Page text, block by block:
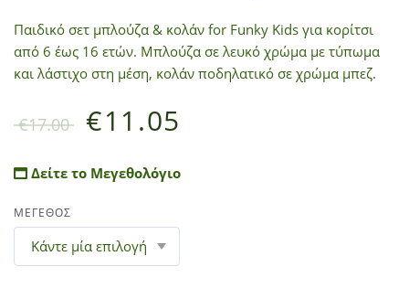
Παιδικό σετ μπλούζα & κολάν for Funky Kids για κορίτσι
από 6 έως 16 ετών. Μπλούζα σε λευκό χρώμα με τύπωμα
και λάστιχο στη μέση, κολάν ποδηλατικό σε χρώμα μπεζ.
€17.00 €11.05
Δείτε το Μεγεθολόγιο
ΜΕΓΕΘΟΣ